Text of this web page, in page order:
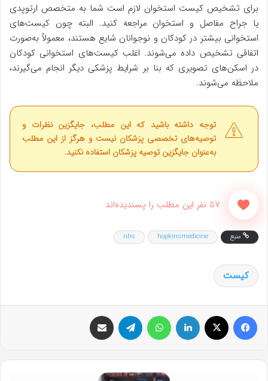
برای تشخیص کیست استخوان لازم است شما به متخصص ارتوپدی
یا جراح مفاصل و استخوان مراجعه کنید. البته چون کیست‌های
استخوانی بیشتر در کودکان و نوجوانان شایع هستند، معمولاً به‌صورت
اتفاقی تشخیص داده می‌شوند. اغلب کیست‌های استخوانی کودکان
در اسکن‌های تصویری که بنا بر شرایط پزشکی دیگر انجام می‌گیرند،
ملاحظه می‌شوند.
توجه داشته باشید که این مطلب، جایگزین نظرات و
توصیه‌های تخصصی پزشکان نیست و هرگز از این مطلب
به‌عنوان جایگزین توصیه پزشکان استفاده نکنید.
57 نفر این مطلب را پسندیده‌اند
منبع hopkinsmedicine
nhs
کیست